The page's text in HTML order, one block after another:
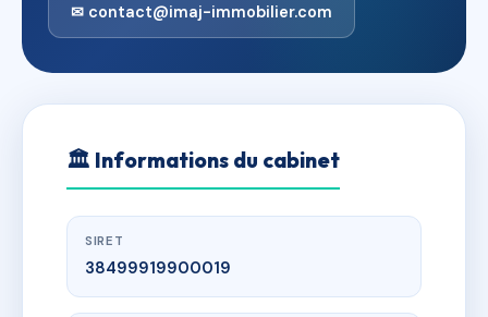
✉ contact@imaj-immobilier.com
🏛 Informations du cabinet
SIRET
38499919900019